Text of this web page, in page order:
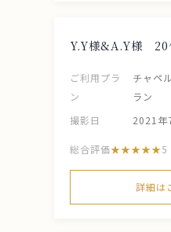
Y.Y様&A.Y様 20
ご利用プラ
ン
チャペ
ラン
撮影日
2021年
総合評価 5
詳細は